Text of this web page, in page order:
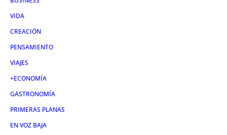
VIDA
CREACIÓN
PENSAMIENTO
VIAJES
+ECONOMÍA
GASTRONOMÍA
PRIMERAS PLANAS
EN VOZ BAJA